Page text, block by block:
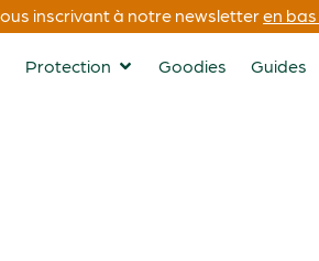
inscrivant à notre newsletteren
Protection Goodies Guides